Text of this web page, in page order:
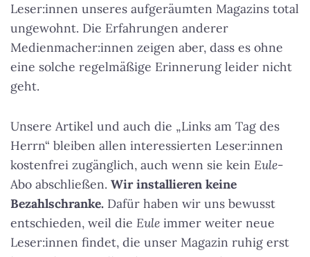
Leser:innen unseres aufgeräumten Magazins total
ungewohnt. Die Erfahrungen anderer
Medienmacher:innen zeigen aber, dass es ohne
eine solche regelmäßige Erinnerung leider nicht
geht.
Unsere Artikel und auch die „Links am Tag des
Herrn“ bleiben allen interessierten Leser:innen
kostenfrei zugänglich, auch wenn sie kein Eule-
Abo abschließen. Wir installieren keine
Bezahlschranke. Dafür haben wir uns bewusst
entschieden, weil die Eule immer weiter neue
Leser:innen findet, die unser Magazin ruhig erst